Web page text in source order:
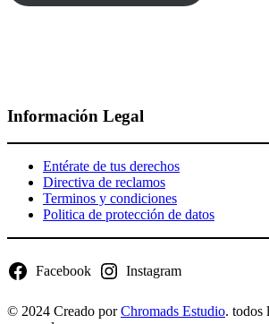
Información Legal
Entérate de tus derechos
Directiva de reclamos
Terminos y condiciones
Politica de protección de datos
Facebook Instagram
© 2024 Creado porChromads Estudio. todos